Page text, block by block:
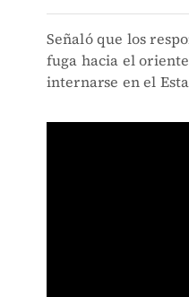
Señaló que los
fuga hacia el
internarse en el